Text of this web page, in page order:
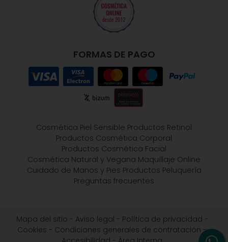
FORMAS DE PAGO
Cosmética Piel Sensible Productos Retinol
Productos Cosmética Corporal
Productos Cosmética Facial
Cosmética Natural y Vegana Maquillaje Online
Cuidado de Manos y Pies Productos Peluquería
Preguntas frecuentes
Mapa del sitio - Aviso legal - Política de privacidad -
Cookies - Condiciones generales de contratación -